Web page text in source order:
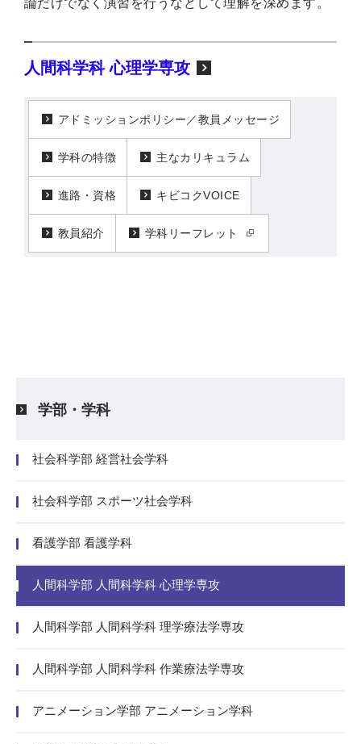
人間科学科 心理学専攻
アドミッションポリシー／教員メッセージ
学科の特徴 主なカリキュラム
進路・資格 キビコクVOICE
教員紹介 学科リーフレット
学部・学科
社会科学部 経営社会学科
社会科学部 スポーツ社会学科
看護学部 看護学科
人間科学部 人間科学科 心理学専攻
人間科学部 人間科学科 理学療法学専攻
人間科学部 人間科学科 作業療法学専攻
アニメーション学部 アニメーション学科